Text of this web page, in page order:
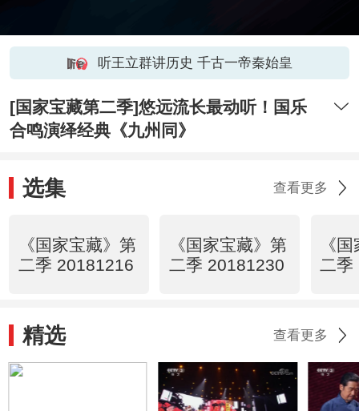
听王立群讲历史 千古一帝秦始皇
[国家宝藏第二季]悠远流长最动听！国乐
合鸣演绎经典《九州同》
选集 查看更多
《国家宝藏》第
二季 20181216
《国家宝藏》第
二季 20181230
《
二季
精选 查看更多